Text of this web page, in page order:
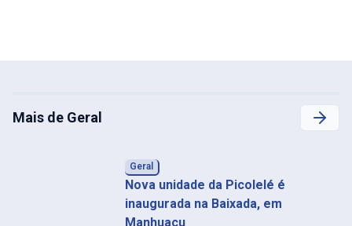
Mais de Geral
Geral
Nova unidade da Picolelé é
inaugurada na Baixada, em
Manhuaçu